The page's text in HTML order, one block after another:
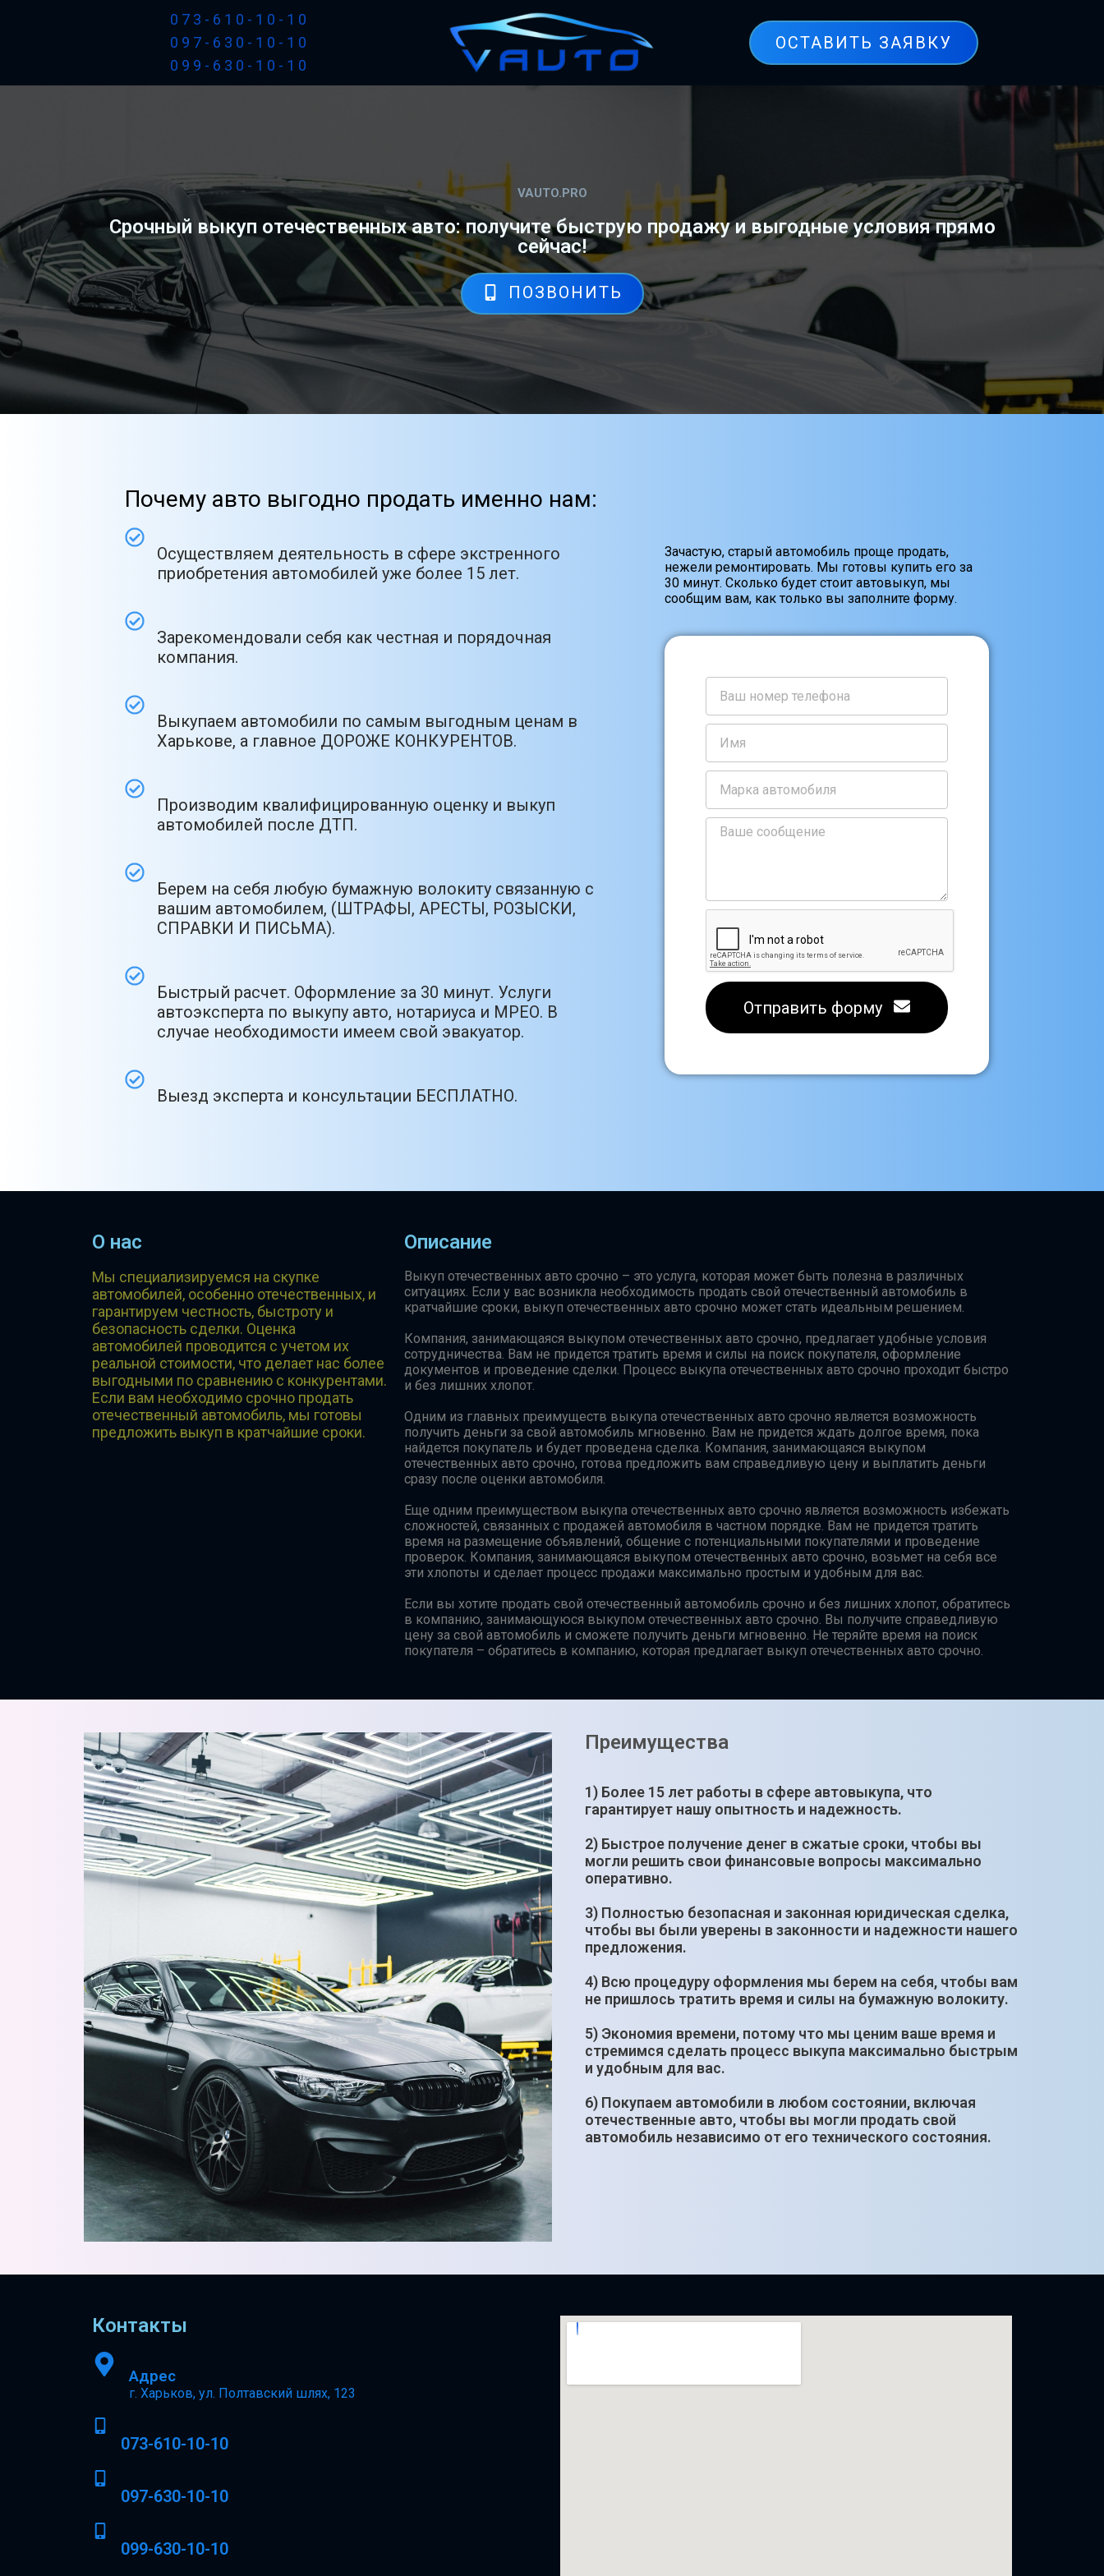
073-610-10-10
097-630-10-10
099-630-10-10
ОСТАВИТЬ ЗАЯВКУ
VAUTO.PRO
Срочный выкуп отечественных авто: получите быструю продажу и выгодные условия прямо
сейчас!
ПОЗВОНИТЬ
Почему авто выгодно продать именно нам:
Осуществляем деятельность в сфере экстренного
приобретения автомобилей уже более 15 лет.
Зарекомендовали себя как честная и порядочная
компания.
Выкупаем автомобили по самым выгодным ценам в
Харькове, а главное ДОРОЖЕ КОНКУРЕНТОВ.
Производим квалифицированную оценку и выкуп
автомобилей после ДТП.
Берем на себя любую бумажную волокиту связанную с
вашим автомобилем, (ШТРАФЫ, АРЕСТЫ, РОЗЫСКИ,
СПРАВКИ И ПИСЬМА).
Быстрый расчет. Оформление за 30 минут. Услуги
автоэксперта по выкупу авто, нотариуса и МРЕО. В
случае необходимости имеем свой эвакуатор.
Выезд эксперта и консультации БЕСПЛАТНО.
Зачастую, старый автомобиль проще продать,
нежели ремонтировать. Мы готовы купить его за
30 минут. Сколько будет стоит автовыкуп, мы
сообщим вам, как только вы заполните форму.
Отправить форму
О нас
Мы специализируемся на скупке
автомобилей, особенно отечественных, и
гарантируем честность, быстроту и
безопасность сделки. Оценка
автомобилей проводится с учетом их
реальной стоимости, что делает нас более
выгодными по сравнению с конкурентами.
Если вам необходимо срочно продать
отечественный автомобиль, мы готовы
предложить выкуп в кратчайшие сроки.
Описание
Выкуп отечественных авто срочно – это услуга, которая может быть полезна в различных
ситуациях. Если у вас возникла необходимость продать свой отечественный автомобиль в
кратчайшие сроки, выкуп отечественных авто срочно может стать идеальным решением.
Компания, занимающаяся выкупом отечественных авто срочно, предлагает удобные условия
сотрудничества. Вам не придется тратить время и силы на поиск покупателя, оформление
документов и проведение сделки. Процесс выкупа отечественных авто срочно проходит быстро
и без лишних хлопот.
Одним из главных преимуществ выкупа отечественных авто срочно является возможность
получить деньги за свой автомобиль мгновенно. Вам не придется ждать долгое время, пока
найдется покупатель и будет проведена сделка. Компания, занимающаяся выкупом
отечественных авто срочно, готова предложить вам справедливую цену и выплатить деньги
сразу после оценки автомобиля.
Еще одним преимуществом выкупа отечественных авто срочно является возможность избежать
сложностей, связанных с продажей автомобиля в частном порядке. Вам не придется тратить
время на размещение объявлений, общение с потенциальными покупателями и проведение
проверок. Компания, занимающаяся выкупом отечественных авто срочно, возьмет на себя все
эти хлопоты и сделает процесс продажи максимально простым и удобным для вас.
Если вы хотите продать свой отечественный автомобиль срочно и без лишних хлопот, обратитесь
в компанию, занимающуюся выкупом отечественных авто срочно. Вы получите справедливую
цену за свой автомобиль и сможете получить деньги мгновенно. Не теряйте время на поиск
покупателя – обратитесь в компанию, которая предлагает выкуп отечественных авто срочно.
Преимущества
1) Более 15 лет работы в сфере автовыкупа, что
гарантирует нашу опытность и надежность.
2) Быстрое получение денег в сжатые сроки, чтобы вы
могли решить свои финансовые вопросы максимально
оперативно.
3) Полностью безопасная и законная юридическая сделка,
чтобы вы были уверены в законности и надежности нашего
предложения.
4) Всю процедуру оформления мы берем на себя, чтобы вам
не пришлось тратить время и силы на бумажную волокиту.
5) Экономия времени, потому что мы ценим ваше время и
стремимся сделать процесс выкупа максимально быстрым
и удобным для вас.
6) Покупаем автомобили в любом состоянии, включая
отечественные авто, чтобы вы могли продать свой
автомобиль независимо от его технического состояния.
Контакты
Адрес
г. Харьков, ул. Полтавский шлях, 123
073-610-10-10
097-630-10-10
099-630-10-10